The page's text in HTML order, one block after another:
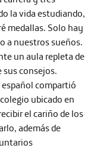
la vida estudiando,
medallas. Solo hay
a nuestros sueños.
un aula repleta de
consejos.
compartió
ubicado en
el cariño de los
además de